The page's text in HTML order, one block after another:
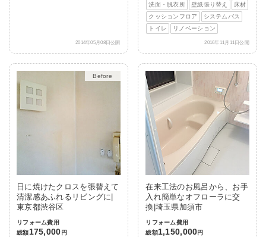
2014年05月08日公開
洗面・脱衣所
壁紙張り替え
床材
クッションフロア
システムバス
トイレ
リノベーション
2016年11月11日公開
After
日に焼けたクロスを張替えて
清潔感あふれるリビングに|
東京都渋谷区
リフォーム費用
総額175,000 円
在来工法のお風呂から、お手
入れ簡単なオフローラに交
換|埼玉県加須市
リフォーム費用
総額1,150,000円